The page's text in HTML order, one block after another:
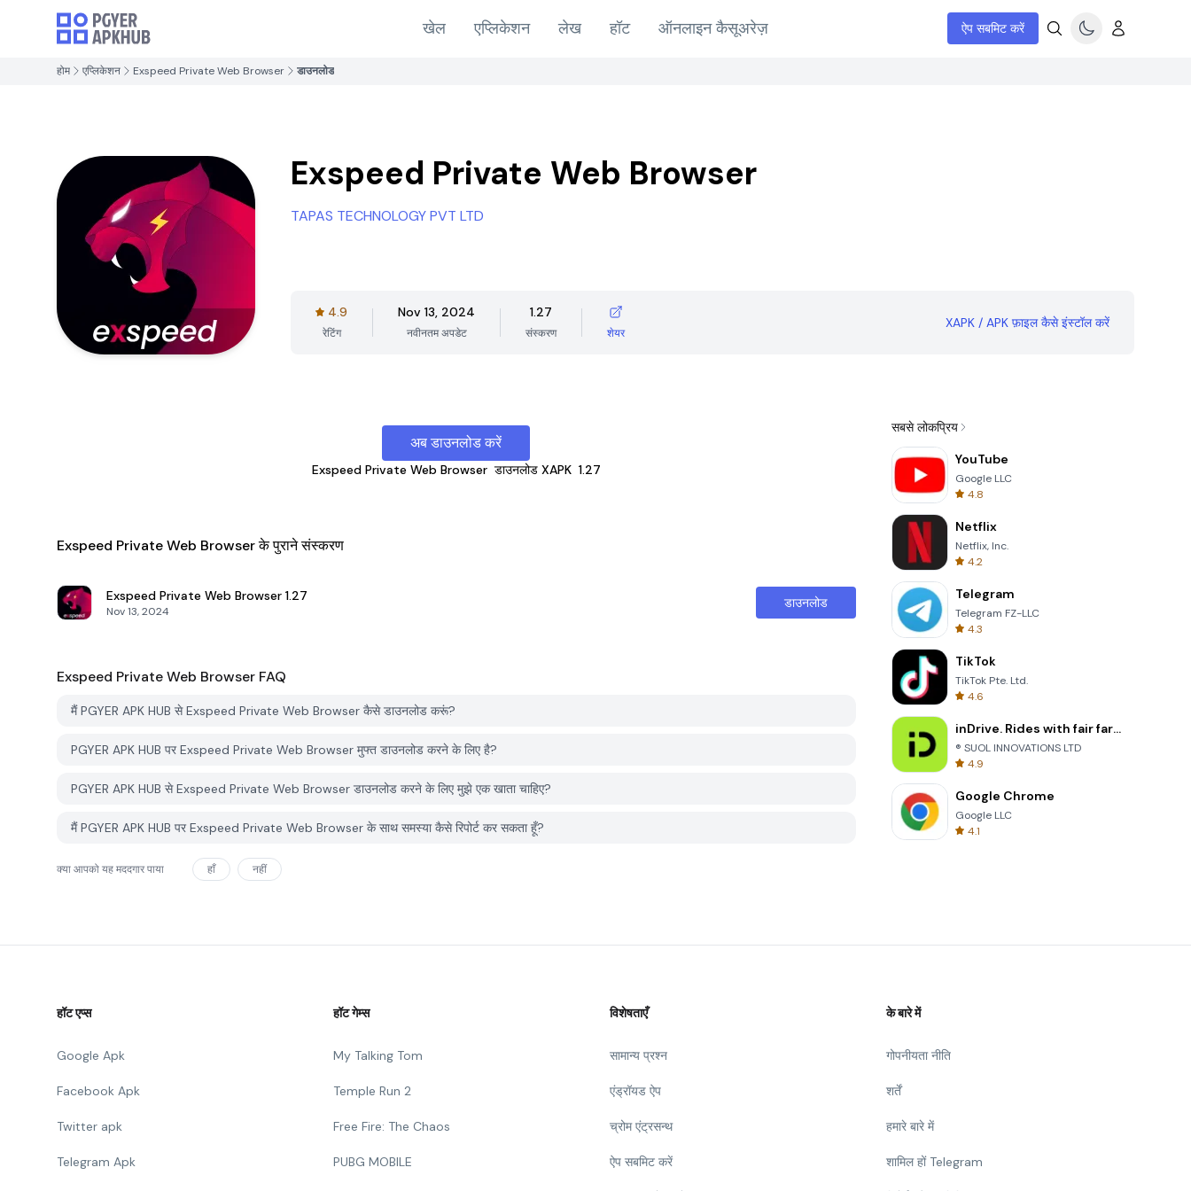
खेल एप्लिकेशन लेख हॉट ऑनलाइन कैसूअरेज़ ऐप सबमिट करें
होम एप्लिकेशन Exspeed Private Web Browser डाउनलोड
Exspeed Private Web Browser
TAPAS TECHNOLOGY PVT LTD
4.9
रेटिंग
Nov 13, 2024
नवीनतम अपडेट
1.27
संस्करण शेयर
XAPK / APK फ़ाइल कैसे इंस्टॉल करें
अब डाउनलोड करें
Exspeed Private Web Browser डाउनलोड XAPK 1.27
Exspeed Private Web Browser के पुराने संस्करण
Exspeed Private Web Browser 1.27
Nov 13, 2024
डाउनलोड
Exspeed Private Web Browser FAQ
मैं PGYER APK HUB से Exspeed Private Web Browser कैसे डाउनलोड करूं?
PGYER APK HUB पर Exspeed Private Web Browser मुफ्त डाउनलोड करने के लिए है?
PGYER APK HUB से Exspeed Private Web Browser डाउनलोड करने के लिए मुझे एक खाता चाहिए?
मैं PGYER APK HUB पर Exspeed Private Web Browser के साथ समस्या कैसे रिपोर्ट कर सकता हूँ?
क्या आपको यह मददगार पाया हाँ नहीं
सबसे लोकप्रिय
YouTube
Google LLC
4.8
Netflix
Netflix, Inc.
4.2
Telegram
Telegram FZ-LLC
4.3
TikTok
TikTok Pte. Ltd.
4.6
inDrive. Rides with fair fares
® SUOL INNOVATIONS LTD
4.9
Google Chrome
Google LLC
4.1
हॉट एप्स
Google Apk
Facebook Apk
Twitter apk
Telegram Apk
हॉट गेम्स
My Talking Tom
Temple Run 2
Free Fire: The Chaos
PUBG MOBILE
विशेषताएँ
सामान्य प्रश्न
एंड्रॉयड ऐप
च्रोम एंट्रसन्थ
ऐप सबमिट करें
के बारे में
गोपनीयता नीति
शर्तें
हमारे बारे में
शामिल हों Telegram